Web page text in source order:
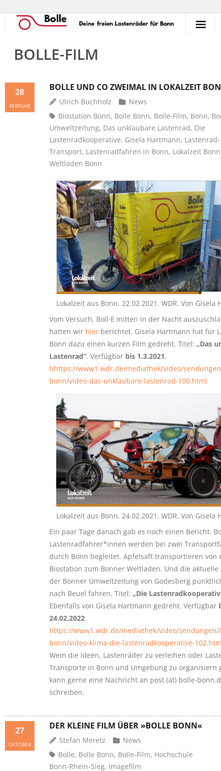
Verleihen
Unterstützen
Erlebnisse
BOLLE-FILM
BOLLE UND CO ZWEIMAL IN LOKALZEIT
28
FEBRUAR Ulrich Buchholz
News
Biostation Bonn, Bolle Bonn, Bolle-Film, Bonn,
Umweltzeitung, Das unklaubare Lastenrad, Die
Lastenradkooperative, Gisela Hartmann, Lastenrad-
Transport, Lastenradfahren in Bonn, Lokalzeit Bonn
Weltladen Bonn
Lokalzeit aus Bonn. 22.02.2021. WDR. Von Gisela
Vom Versuch, Boll·E mitten in der Nacht
hatten wir hier berichtet. Gisela Hartmann hat für
Bonn dazu einen kurzen Film gedreht. Titel: „Das
Lastenrad“. Verfügbar bis 1.3.2021.
hhttps://www1.wdr.de/mediathek/video/
bonn/video-das-unklaubare-lastenrad-100.html
Lokalzeit aus Bonn. 24.02.2021. WDR. Von Gisela
Ein paar Tage danach gab es noch einen Bericht.
Lastenradfahrer*innen werden bei zwei
durch Bonn begleitet. Apfelsaft transportieren von
Biostation zum Bonner Weltladen. Und die aktuelle
der Bonner Umweltzeitung von Godesberg
nach Beuel fahren. Titel: „Die
Ebenfalls von Gisela Hartmann gedreht. Verfügbar
24.02.2022
https://www1.wdr.de/mediathek/video/sendungen/
bonn/video-klima-die-lastenradkooperative-
Wem die Ideen, Lastenräder zu verleihen oder
Transporte in Bonn und Umgebung zu organisiern
kann gerne eine Nachricht an post (at) bolle-
schreiben.
DER KLEINE FILM ÜBER »BOLLE BONN«
27
OKTOBER Stefan Meretz
News
Bolle, Bolle Bonn, Bolle-Film, Hochschule
Bonn-Rhein-Sieg, Imagefilm